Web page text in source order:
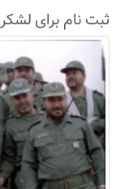
ثبت نام برای